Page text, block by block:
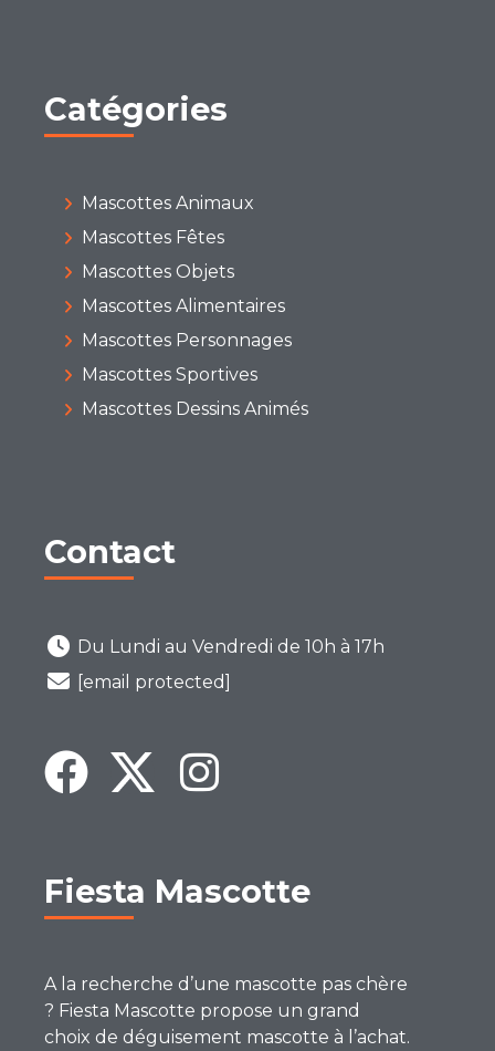
Catégories
Mascottes Animaux
Mascottes Fêtes
Mascottes Objets
Mascottes Alimentaires
Mascottes Personnages
Mascottes Sportives
Mascottes Dessins Animés
Contact
Du Lundi au Vendredi de 10h à 17h
[email protected]
Fiesta Mascotte
A la recherche d’une mascotte pas chère
? Fiesta Mascotte propose un grand
choix de déguisement mascotte à l’achat.